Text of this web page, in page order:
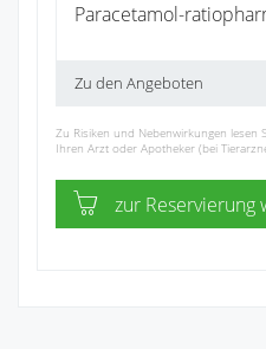
Paracetamol-
Zu den Angeboten
Zu Risiken und Nebenwirkungen lesen
Ihren Arzt oder Apotheker (bei
zur Reservierung